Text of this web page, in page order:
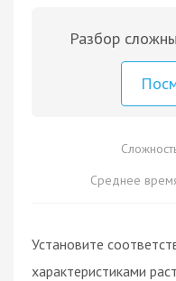
Разбор
Среднее
Установите
характеристиками